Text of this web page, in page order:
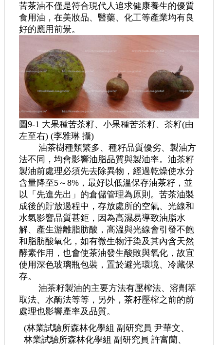
苦茶油不僅是符合現代人追求健康養生的優質
食用油，在美妝品、醫藥、化工等產業均有良
好的應用前景。
圖9-1 大果種苦茶籽、小果種苦茶籽、茶籽(由
左至右) (李雅琳 攝)
油茶樹種類繁多、種籽品質優劣、製油方
法不同，均會影響油脂品質與製油率。油茶籽
製油前處理必須先去除異物，經過乾燥使水分
含量降至5～8%，最好以低溫保存油茶籽，並
以「先進先出」的倉儲管理為原則。苦茶油製
成後的貯放過程中，存放處所的空氣、光線和
水氣影響品質甚鉅，因為高濕易導致油脂水
解、產生游離脂肪酸，高溫與光線會引發不飽
和脂肪酸氧化，如有微生物汙染及其內含天然
酵素作用，也會使茶油發生酸敗與氧化，故宜
使用深色玻璃瓶包裝，置於避光環境、冷藏保
存。
油茶籽製油的主要方法有壓榨法、溶劑萃
取法、水酶法等等，另外，茶籽壓榨之前的前
處理也影響產率及品質。
(林業試驗所森林化學組 副研究員 尹華文、
林業試驗所森林化學組 副研究員 許富蘭、